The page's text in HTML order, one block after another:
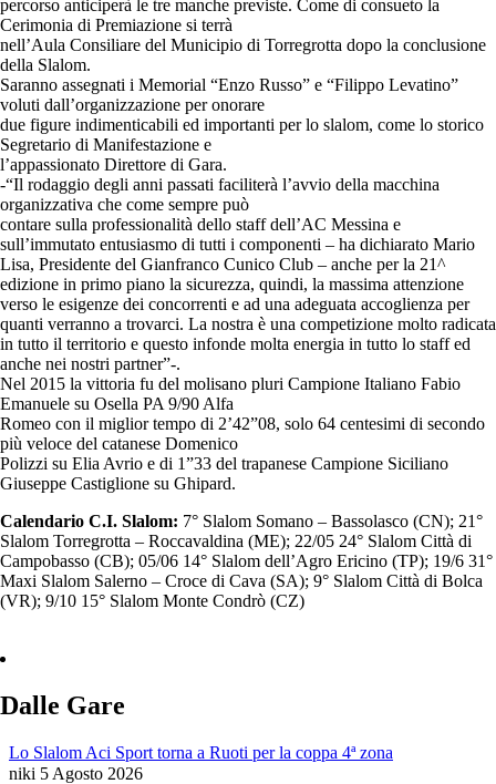
percorso anticiperà le tre manche previste. Come di consueto la
Cerimonia di Premiazione si terrà
nell’Aula Consiliare del Municipio di Torregrotta dopo la conclusione
della Slalom.
Saranno assegnati i Memorial “Enzo Russo” e “Filippo Levatino”
voluti dall’organizzazione per onorare
due figure indimenticabili ed importanti per lo slalom, come lo storico
Segretario di Manifestazione e
l’appassionato Direttore di Gara.
-“Il rodaggio degli anni passati faciliterà l’avvio della macchina
organizzativa che come sempre può
contare sulla professionalità dello staff dell’AC Messina e
sull’immutato entusiasmo di tutti i componenti – ha dichiarato Mario
Lisa, Presidente del Gianfranco Cunico Club – anche per la 21^
edizione in primo piano la sicurezza, quindi, la massima attenzione
verso le esigenze dei concorrenti e ad una adeguata accoglienza per
quanti verranno a trovarci. La nostra è una competizione molto radicata
in tutto il territorio e questo infonde molta energia in tutto lo staff ed
anche nei nostri partner”-.
Nel 2015 la vittoria fu del molisano pluri Campione Italiano Fabio
Emanuele su Osella PA 9/90 Alfa
Romeo con il miglior tempo di 2’42”08, solo 64 centesimi di secondo
più veloce del catanese Domenico
Polizzi su Elia Avrio e di 1”33 del trapanese Campione Siciliano
Giuseppe Castiglione su Ghipard.
Calendario C.I. Slalom: 7° Slalom Somano – Bassolasco (CN); 21°
Slalom Torregrotta – Roccavaldina (ME); 22/05 24° Slalom Città di
Campobasso (CB); 05/06 14° Slalom dell’Agro Ericino (TP); 19/6 31°
Maxi Slalom Salerno – Croce di Cava (SA); 9° Slalom Città di Bolca
(VR); 9/10 15° Slalom Monte Condrò (CZ)
Dalle Gare
Lo Slalom Aci Sport torna a Ruoti per la coppa 4ª zona
niki 5 Agosto 2026